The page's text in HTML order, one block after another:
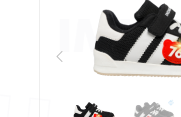
Сандалии для мальчиков
Сандалии для девочек
МЕМБРАНА
Мембрана для мальчиков
Мембрана для девочек